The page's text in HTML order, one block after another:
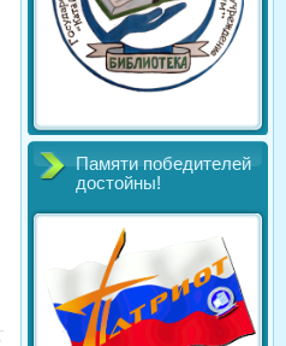
Памяти победителей
достойны!